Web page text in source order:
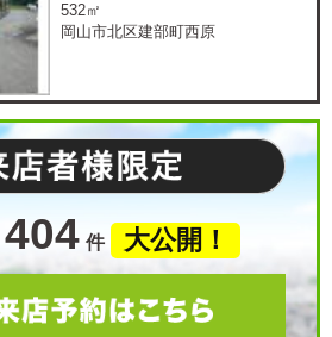
532㎡
岡山市北区建部町西原
404 件 大公開！